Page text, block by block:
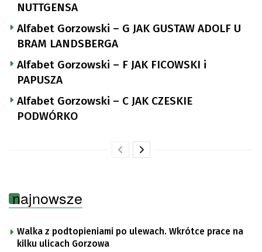
NUTTGENSA
Alfabet Gorzowski – G JAK GUSTAW ADOLF U
BRAM LANDSBERGA
Alfabet Gorzowski – F JAK FICOWSKI i
PAPUSZA
Alfabet Gorzowski – C JAK CZESKIE
PODWÓRKO
najnowsze
Walka z podtopieniami po ulewach. Wkrótce prace na
kilku ulicach Gorzowa